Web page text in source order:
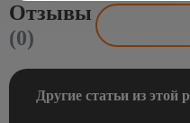
Отзывы
(0)
Другие статьи из этой